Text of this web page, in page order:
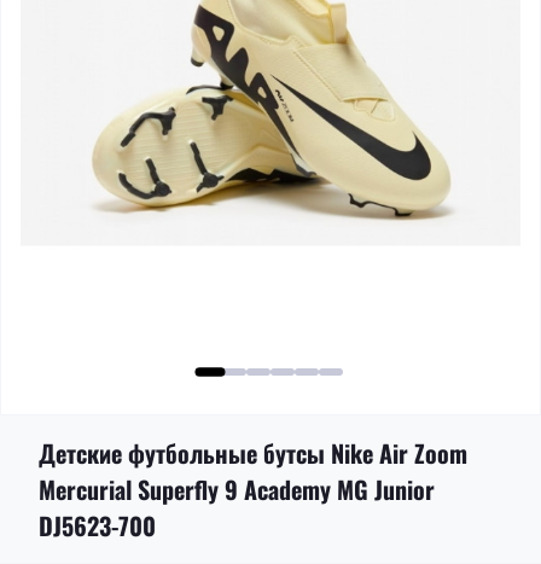
Детские футбольные бутсы Nike Air Zoom
Mercurial Superfly 9 Academy MG Junior
DJ5623-700